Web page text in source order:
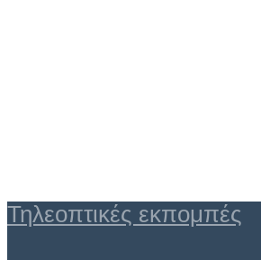
Τηλεοπτικές εκπομπές